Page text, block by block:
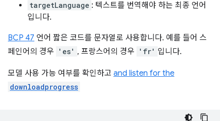
targetLanguage : 텍스트를 번역해야 하는 최종 언어
입니다.
BCP 47 언어 짧은 코드를 문자열로 사용합니다. 예를 들어 스
페인어의 경우
'es' , 프랑스어의 경우 'fr' 입니다.
모델 사용 가능 여부를 확인하고 and listen for the
downloadprogress